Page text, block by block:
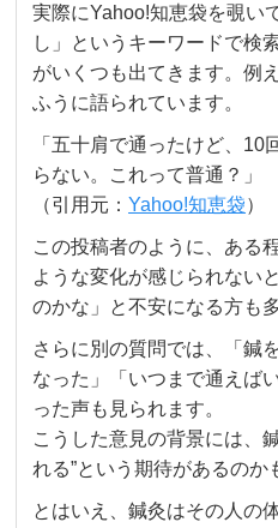
実際にYahoo!知恵袋を覗い
し」というキーワードで検
がいくつも出てきます。例
ふうに語られています。
「五十肩で通ったけど、10
らない。これって普通？」
（引用元：Yahoo!知恵袋）
この投稿者のように、ある
ような変化が感じられない
のかな」と不安になる方も
さらに別の質問では、「鍼
なった」「いつまで通えば
った声も見られます。
こうした意見の背景には、
れる”という期待があるのか
とはいえ、鍼灸はその人の